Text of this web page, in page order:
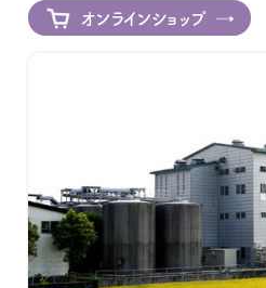
オンラインショップ